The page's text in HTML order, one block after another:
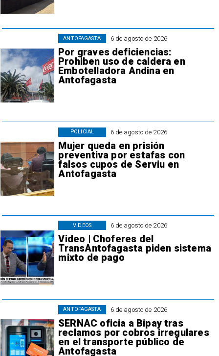
6 de agosto de 2026
Por graves deficiencias:
Prohiben uso de caldera en
Embotelladora Andina en
Antofagasta
ANTOFAGASTA
6 de agosto de 2026
Mujer queda en prisión
preventiva por estafas con
falsos cupos de Serviu en
Antofagasta
POLICIAL
6 de agosto de 2026
Video | Choferes del
TransAntofagasta piden sistema
mixto de pago
VIDEOS
6 de agosto de 2026
SERNAC oficia a Bipay tras
reclamos por cobros irregulares
en el transporte público de
Antofagasta
ANTOFAGASTA